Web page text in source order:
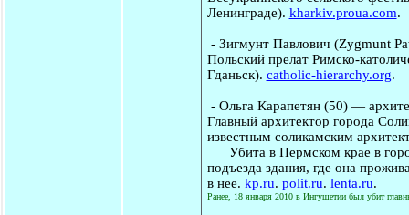
Ленинграде). kharkiv.proua.com.
- Зигмунт Павлович (Zygmunt
Польский прелат Римско-
Гданьск). catholic-hierarchy.org.
- Ольга Карапетян (50) —
Главный архитектор города
известным соликамским
Убита в Пермском крае в
подъезда здания, где она
в нее. kp.ru. polit.ru. lenta.ru.
Ранее, 18 января 2010 в Ингушетии был убит